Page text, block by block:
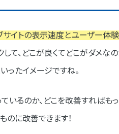
ジへ！
サイトの表示速度とユーザー体
て、どこが良くてどこがダメな
ったイメージですね。
ているのか、どこを改善すれば
のに改善できます！